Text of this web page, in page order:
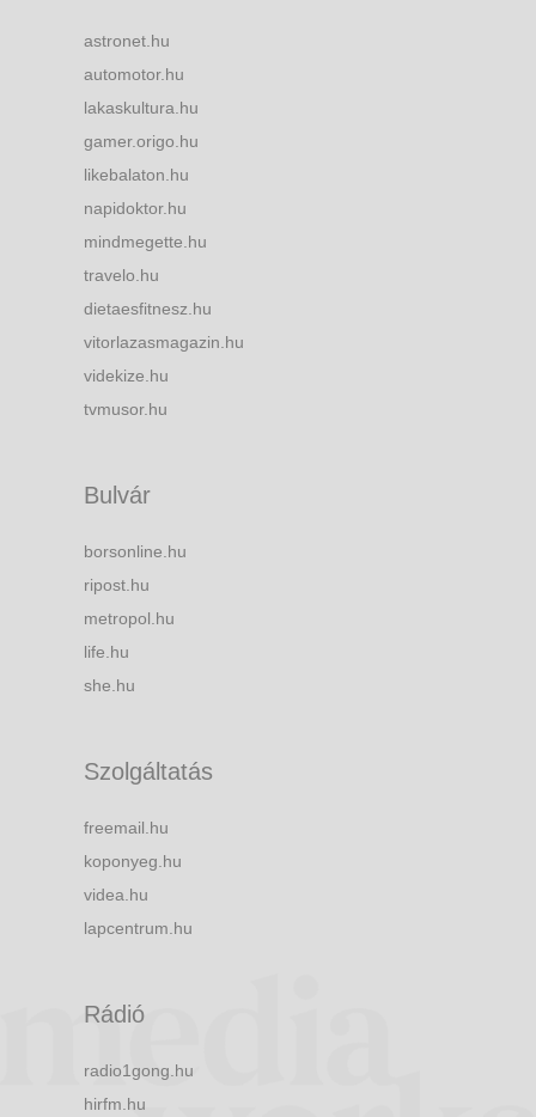
astronet.hu
automotor.hu
lakaskultura.hu
gamer.origo.hu
likebalaton.hu
napidoktor.hu
mindmegette.hu
travelo.hu
dietaesfitnesz.hu
vitorlazasmagazin.hu
videkize.hu
tvmusor.hu
Bulvár
borsonline.hu
ripost.hu
metropol.hu
life.hu
she.hu
Szolgáltatás
freemail.hu
koponyeg.hu
videa.hu
lapcentrum.hu
Rádió
radio1gong.hu
hirfm.hu